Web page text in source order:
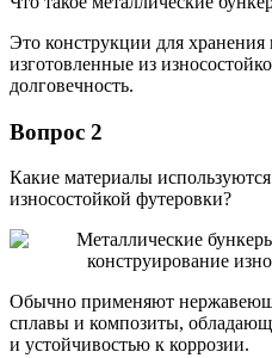
Это конструкции для хранения
изготовленные из
долговечность.
Вопрос 2
Какие материалы
износостойкой футеровки?
Обычно применяют
сплавы и композиты,
и устойчивостью к коррозии.